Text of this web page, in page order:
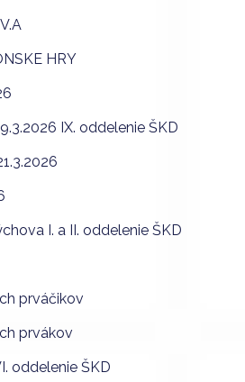
HRY
IX. oddelenie ŠKD
I. a II. oddelenie ŠKD
prváčikov
prvákov
oddelenie ŠKD